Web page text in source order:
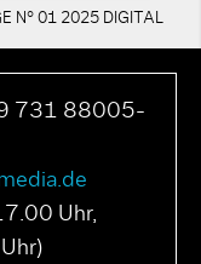
N° 01 2025 DIGITAL
731 88005-
Uhr,